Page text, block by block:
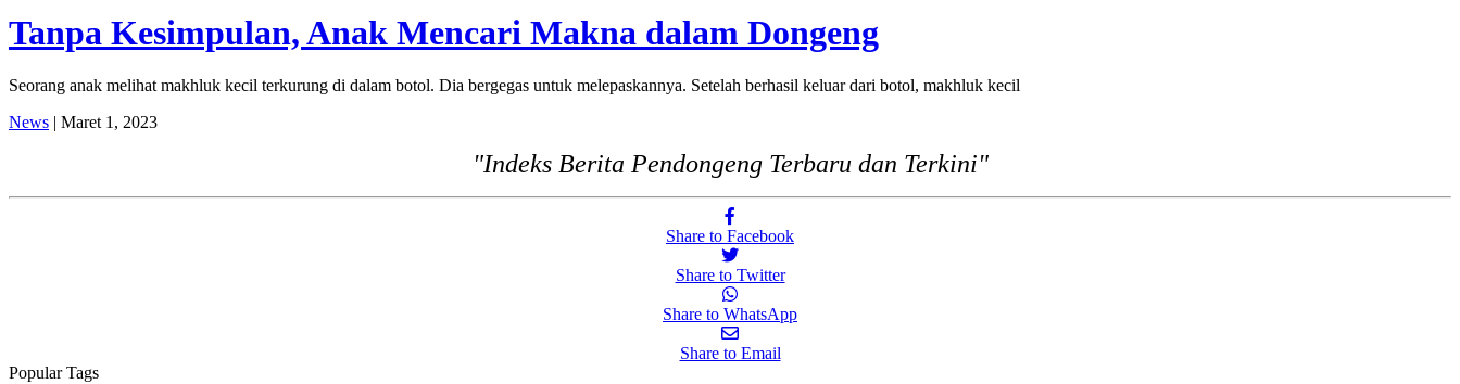
Tanpa Kesimpulan, Anak Mencari Makna dalam Dongeng
Seorang anak melihat makhluk kecil terkurung di dalam botol. Dia bergegas untuk melepaskannya. Setelah berhasil keluar dari botol, makhluk kecil
News | Maret 1, 2023
"Indeks Berita Pendongeng Terbaru dan Terkini"
Share to Facebook
Share to Twitter
Share to WhatsApp
Share to Email
Popular Tags